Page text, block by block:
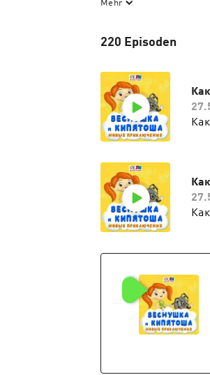
Mehr
220 Episoden